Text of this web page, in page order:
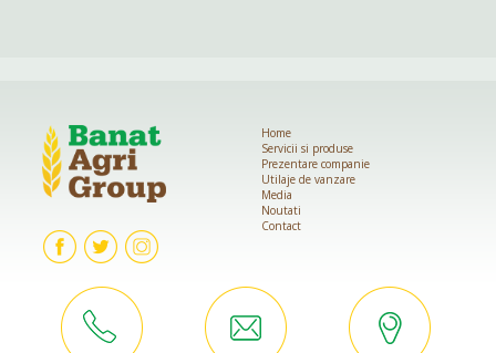
Home
Servicii si produse
Prezentare companie
Utilaje de vanzare
Media
Noutati
Contact